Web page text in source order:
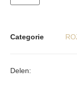
Categorie
Delen: